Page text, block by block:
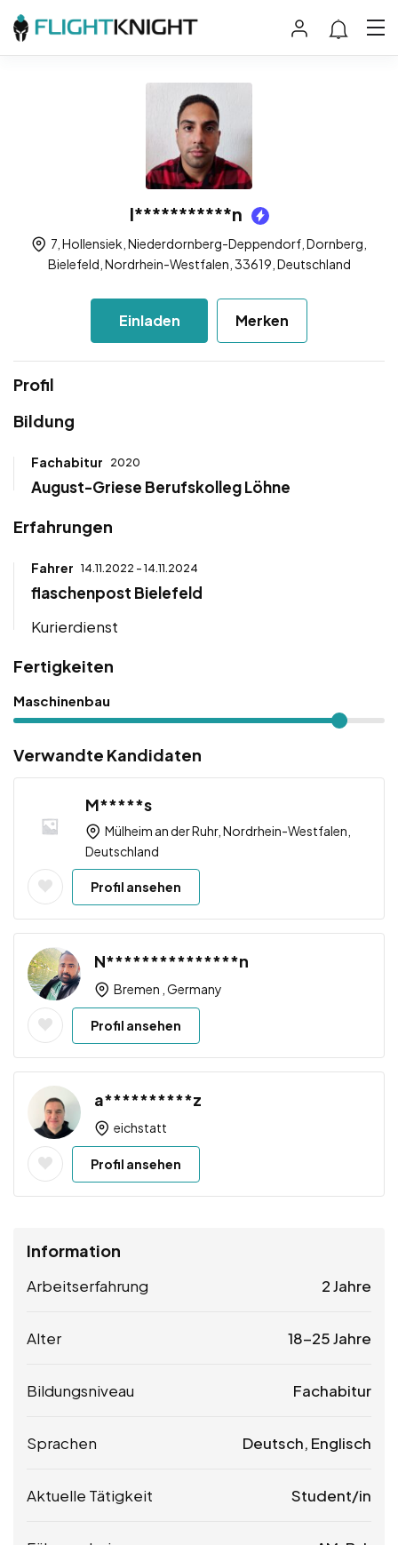
I***********n
7, Hollensiek, Niederdornberg-Deppendorf, Dornberg,
Bielefeld, Nordrhein-Westfalen, 33619, Deutschland
Einladen Merken
Profil
Bildung
Fachabitur 2020
August-Griese Berufskolleg Löhne
Erfahrungen
Fahrer 14.11.2022 - 14.11.2024
flaschenpost Bielefeld
Kurierdienst
Fertigkeiten
Maschinenbau
Verwandte Kandidaten
M*****s
Mülheim an der Ruhr, Nordrhein-Westfalen,
Deutschland
Profil ansehen
N***************n
Bremen , Germany
Profil ansehen
a**********z
eichstatt
Profil ansehen
Information
Arbeitserfahrung 2 Jahre
Alter 18-25 Jahre
Bildungsniveau Fachabitur
Sprachen Deutsch, Englisch
Aktuelle Tätigkeit Student/in